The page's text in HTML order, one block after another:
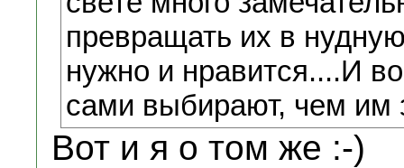
превращать их в
нужно и нравится....И
сами выбирают, чем им
Вот и я о том же :-)